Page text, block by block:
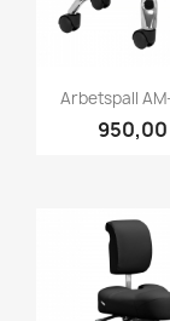
Arbetspall